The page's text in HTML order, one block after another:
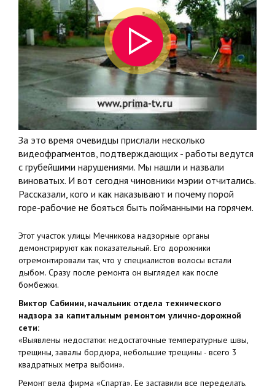
на недобросовестных
подрядчиков, которые вместо
того, чтобы делать качественный
ремонт, деньги осваивают или
даже присваивают
За это время очевидцы прислали несколько
видеофрагментов, подтверждающих - работы ведутся
с грубейшими нарушениями. Мы нашли и назвали
виноватых. И вот сегодня чиновники мэрии отчитались.
Рассказали, кого и как наказывают и почему порой
горе-рабочие не бояться быть пойманными на горячем.
Этот участок улицы Мечникова надзорные органы
демонстрируют как показательный. Его дорожники
отремонтировали так, что у специалистов волосы встали
дыбом. Сразу после ремонта он выглядел как после
бомбежки.
Виктор Сабинин, начальник отдела технического
надзора за капитальным ремонтом улично-дорожной
сети:
«Выявлены недостатки: недостаточные температурные швы,
трещины, завалы бордюра, небольшие трещины - всего 3
квадратных метра выбоин».
Ремонт вела фирма «Спарта». Ее заставили все переделать.